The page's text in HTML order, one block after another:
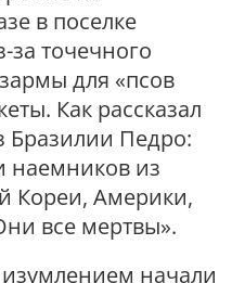
в поселке
за точечного
для «псов
Как рассказал
Педро:
наемников из
Америки,
все мертвы».
начали